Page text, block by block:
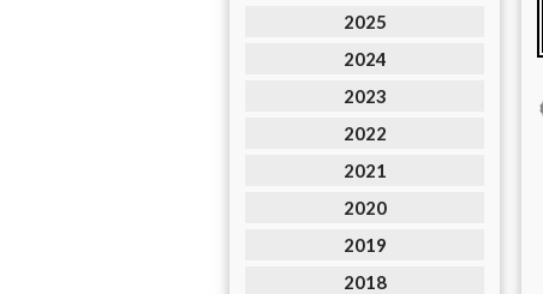
2025
2024
2023
2022
2021
2020
2019
2018